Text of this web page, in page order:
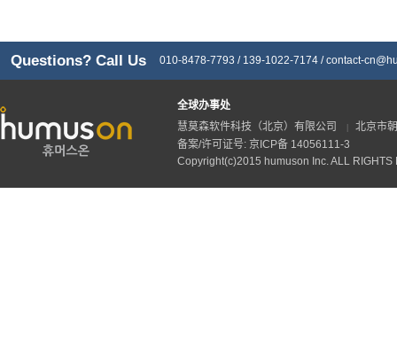
Questions? Call Us 010-8478-7793 / 139-1022-7174 /contact-
全球办事处
慧莫森软件科技（北京）有限公司
北京市
备案/许可证号: 京ICP备 14056111-3
Copyright(c)2015 humuson Inc. ALL RIGHTS